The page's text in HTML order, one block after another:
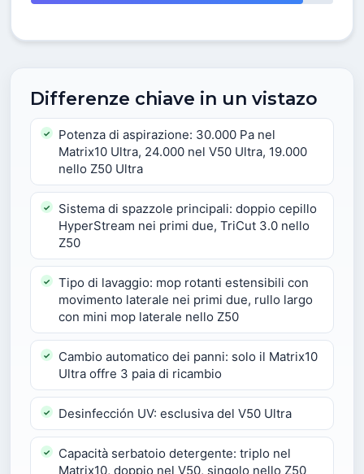
Differenze chiave in un vistazo
Potenza di aspirazione: 30.000 Pa nel
Matrix10 Ultra, 24.000 nel V50 Ultra, 19.000
nello Z50 Ultra
Sistema di spazzole principali: doppio cepillo
HyperStream nei primi due, TriCut 3.0 nello
Z50
Tipo di lavaggio: mop rotanti estensibili con
movimento laterale nei primi due, rullo largo
con mini mop laterale nello Z50
Cambio automatico dei panni: solo il Matrix10
Ultra offre 3 paia di ricambio
Desinfección UV: esclusiva del V50 Ultra
Capacità serbatoio detergente: triplo nel
Matrix10, doppio nel V50, singolo nello Z50